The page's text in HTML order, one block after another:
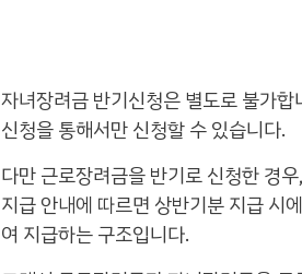
자녀장려금 반기신청은 별도로 불가
신청을 통해서만 신청할 수 있습니다.
다만 근로장려금을 반기로 신청한 경
지급 안내에 따르면 상반기분 지급 시
여 지급하는 구조입니다.